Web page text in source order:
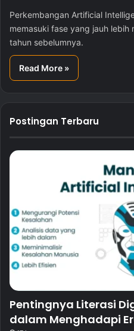
Perkembangan Artificial
memasuki fase yang jauh
tahun sebelumnya.
Read More »
Postingan Terbaru
Pentingnya Literasi
dalam Menghadapi